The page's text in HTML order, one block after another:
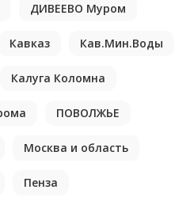
ДИВЕЕВО Муром
Кавказ Кав.Мин.Воды
Калуга Коломна
ПОВОЛЖЬЕ
Москва и область
Пенза